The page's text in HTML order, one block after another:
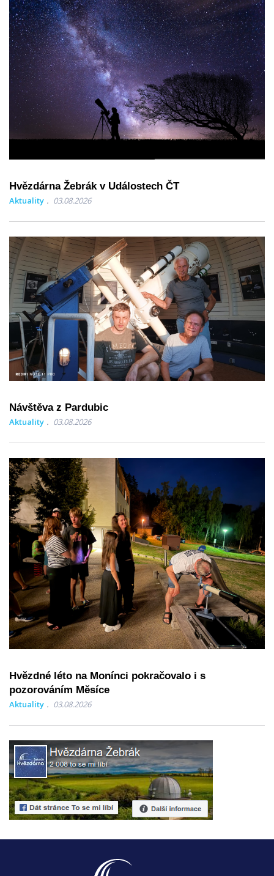
Hvězdárna Žebrák v Událostech ČT
Aktuality 03.08.2026
Návštěva z Pardubic
Aktuality 03.08.2026
Hvězdné léto na Monínci pokračovalo i s
pozorováním Měsíce
Aktuality 03.08.2026